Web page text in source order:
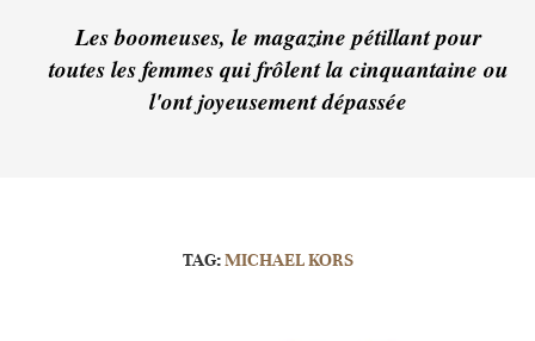
Les boomeuses, le magazine pétillant pour
toutes les femmes qui frôlent la cinquantaine ou
l'ont joyeusement dépassée
TAG:MICHAEL KORS